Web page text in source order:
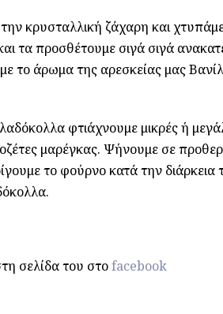
κρυσταλλική ζάχαρη και
τα προσθέτουμε σιγά σιγά
το άρωμα της αρεσκείας μας
φτιάχνουμε μικρές ή
μαρέγκας. Ψήνουμε σε
το φούρνο κατά την
σελίδα του στοfacebook